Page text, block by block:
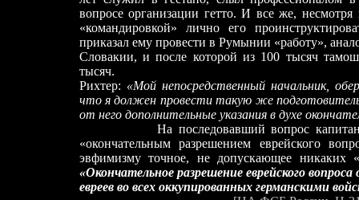
вопросе организации гетто. И все же,
«командировкой» лично его
приказал ему провести в Румынии «работу»,
Словакии, и после которой из 100 тысяч
тысяч.
Рихтер: «Мой непосредственный начальник,
что я должен провести такую же
от него дополнительные указания в духе
На последовавший вопрос капитана
«окончательным разрешением еврейского
эвфимизму точное, не допускающее никаких
«Окончательное разрешение еврейского
евреев во всех оккупированных германскими